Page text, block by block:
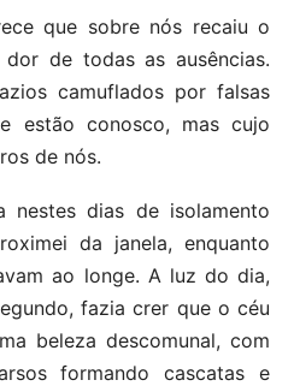
que sobre nós recaiu o
de todas as ausências.
camuflados por falsas
estão conosco, mas cujo
de nós.
nestes dias de isolamento
da janela, enquanto
ao longe. A luz do dia,
fazia crer que o céu
beleza descomunal, com
formando cascatas e